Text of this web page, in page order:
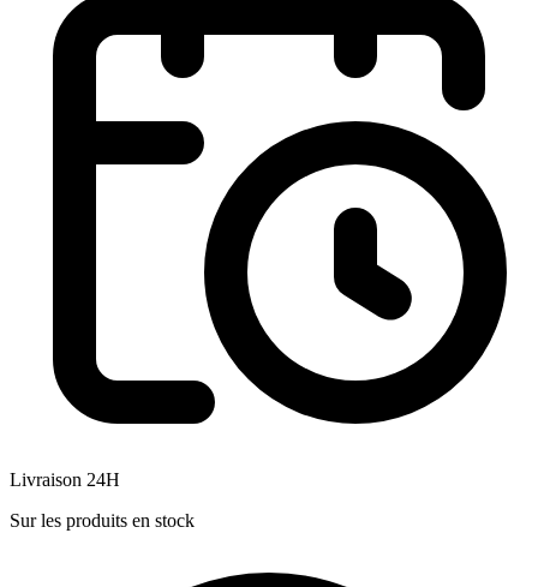
Livraison 24H
Sur les produits en stock